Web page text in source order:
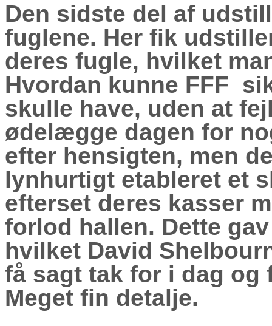
Den sidste del af
fuglene. Her fik
deres fugle, hvilket
Hvordan kunne FFF
skulle have, uden at
ødelægge dagen for
efter hensigten, men
lynhurtigt etableret et
efterset deres kasser
forlod hallen. Dette
hvilket David
få sagt tak for i dag og
Meget fin detalje.